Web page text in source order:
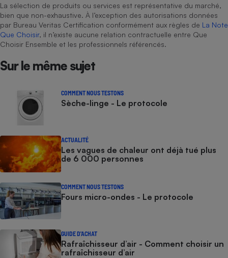
La sélection de produits ou services est représentative du marché,
bien que non-exhaustive. À l’exception des autorisations données
par Bureau Veritas Certification conformément aux règles de La Note
Que Choisir, il n’existe aucune relation contractuelle entre Que
Choisir Ensemble et les professionnels référencés.
Sur le même sujet
COMMENT NOUS TESTONS
Sèche-linge - Le protocole
ACTUALITÉ
Les vagues de chaleur ont déjà tué plus
de 6 000 personnes
COMMENT NOUS TESTONS
Fours micro-ondes - Le protocole
GUIDE D'ACHAT
Rafraîchisseur d’air - Comment choisir un
rafraîchisseur d’air